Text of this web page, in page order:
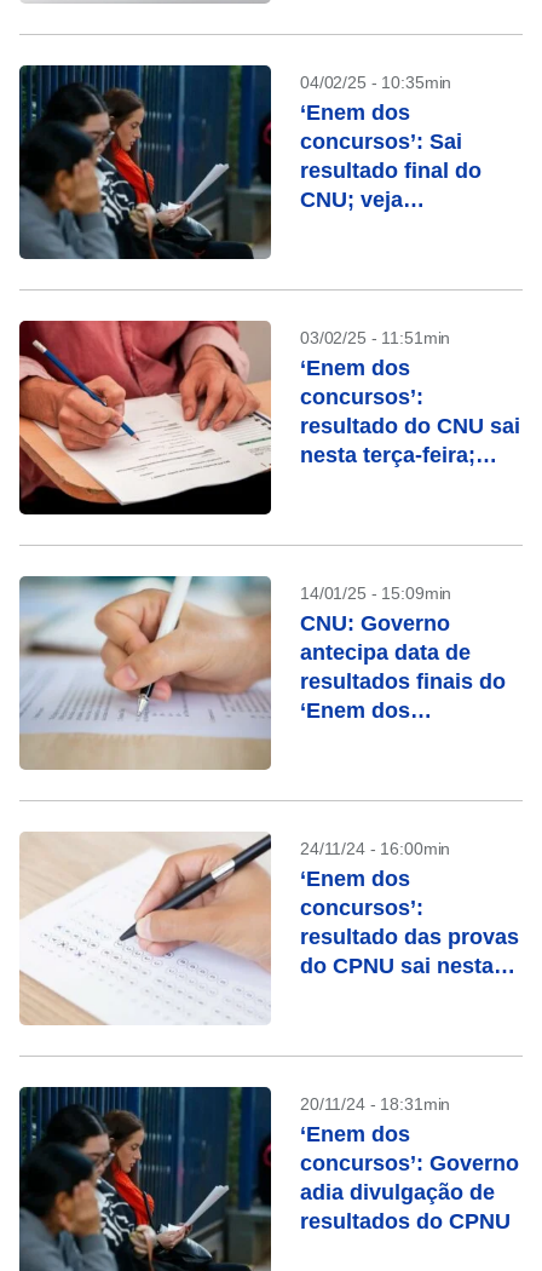
04/02/25 - 10:35min
‘Enem dos
concursos’: Sai
resultado final do
CNU; veja
03/02/25 - 11:51min
‘Enem dos
concursos’:
resultado do CNU sai
nesta terça-feira;
14/01/25 - 15:09min
CNU: Governo
antecipa data de
resultados finais do
‘Enem dos
24/11/24 - 16:00min
‘Enem dos
concursos’:
resultado das provas
do CPNU sai nesta
20/11/24 - 18:31min
‘Enem dos
concursos’: Governo
adia divulgação de
resultados do CPNU